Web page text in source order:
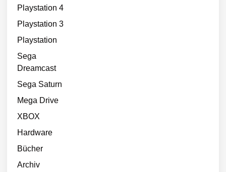
Playstation 4
Playstation 3
Playstation
Sega
Dreamcast
Sega Saturn
Mega Drive
XBOX
Hardware
Bücher
Archiv